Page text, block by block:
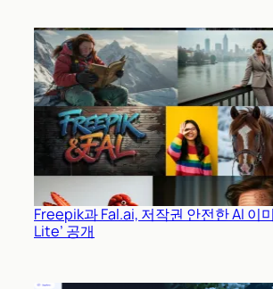
Freepik과 Fal.ai, 저작권 안전한 AI 이
Lite’ 공개